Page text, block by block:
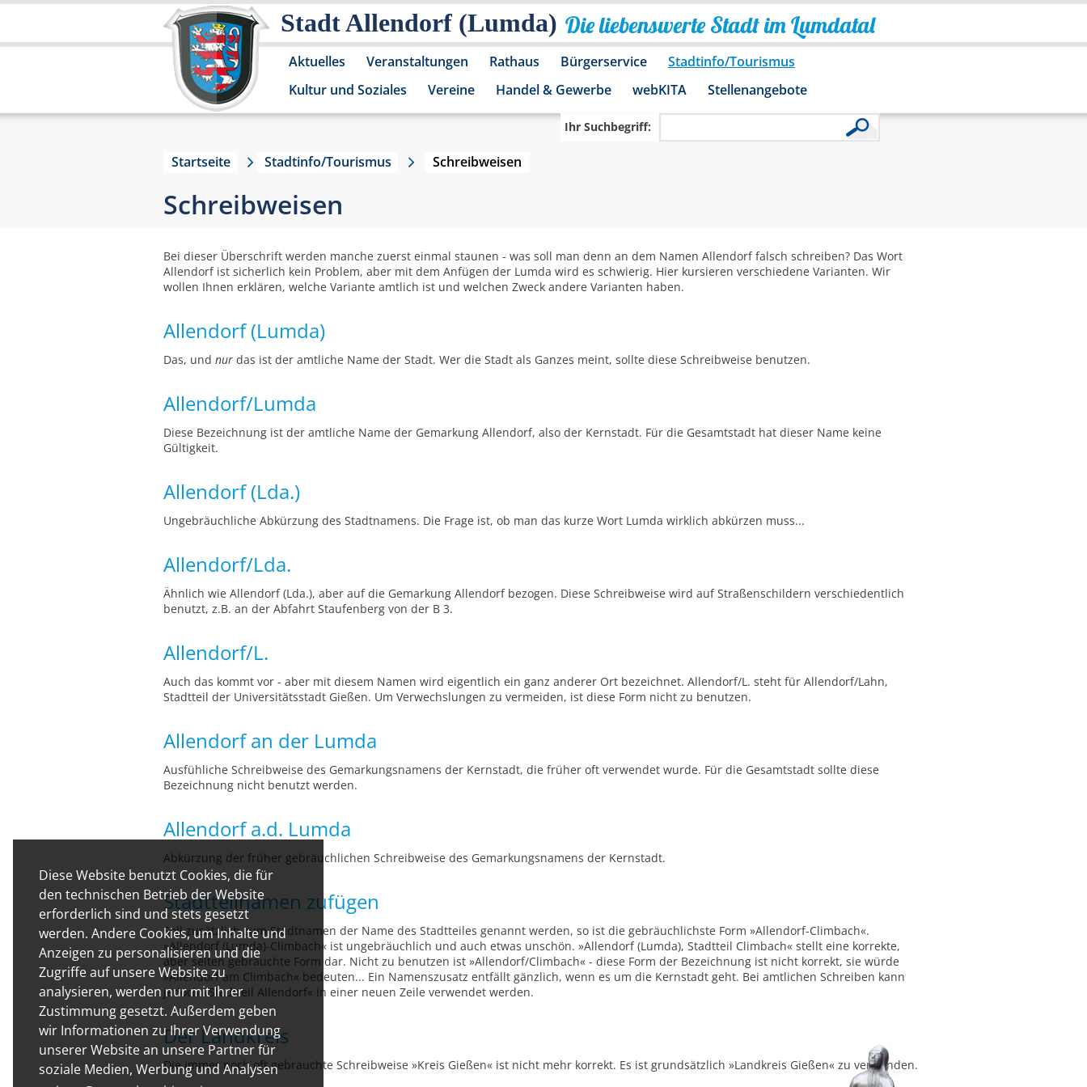
Diese Website benutzt Cookies, die für
den technischen Betrieb der Website
erforderlich sind und stets gesetzt
werden. Andere Cookies, um Inhalte und
Anzeigen zu personalisieren und die
Zugriffe auf unsere Website zu
analysieren, werden nur mit Ihrer
Zustimmung gesetzt. Außerdem geben
wir Informationen zu Ihrer Verwendung
unserer Website an unsere Partner für
soziale Medien, Werbung und Analysen
Stadt Allendorf (Lumda) Die liebenswerte Stadt im Lumdatal
Aktuelles Veranstaltungen Rathaus Bürgerservice
Stadtinfo/Tourismus
Kultur und Soziales
Vereine Handel & Gewerbe webKITA Stellenangebote
Ihr Suchbegriff:
Startseite Stadtinfo/Tourismus Schreibweisen
Schreibweisen
Bei dieser Überschrift werden manche zuerst einmal staunen - was soll man denn an dem Namen Allendorf falsch schreiben? Das Wort
Allendorf ist sicherlich kein Problem, aber mit dem Anfügen der Lumda wird es schwierig. Hier kursieren verschiedene Varianten. Wir
wollen Ihnen erklären, welche Variante amtlich ist und welchen Zweck andere Varianten haben.
Allendorf (Lumda)
Das, und nur das ist der amtliche Name der Stadt. Wer die Stadt als Ganzes meint, sollte diese Schreibweise benutzen.
Allendorf/Lumda
Diese Bezeichnung ist der amtliche Name der Gemarkung Allendorf, also der Kernstadt. Für die Gesamtstadt hat dieser Name keine
Gültigkeit.
Allendorf (Lda.)
Ungebräuchliche Abkürzung des Stadtnamens. Die Frage ist, ob man das kurze Wort Lumda wirklich abkürzen muss...
Allendorf/Lda.
Ähnlich wie Allendorf (Lda.), aber auf die Gemarkung Allendorf bezogen. Diese Schreibweise wird auf Straßenschildern verschiedentlich
benutzt, z.B. an der Abfahrt Staufenberg von der B 3.
Allendorf/L.
Auch das kommt vor - aber mit diesem Namen wird eigentlich ein ganz anderer Ort bezeichnet. Allendorf/L. steht für Allendorf/Lahn,
Stadtteil der Universitätsstadt Gießen. Um Verwechslungen zu vermeiden, ist diese Form nicht zu benutzen.
Allendorf an der Lumda
Ausfühliche Schreibweise des Gemarkungsnamens der Kernstadt, die früher oft verwendet wurde. Für die Gesamtstadt sollte diese
Bezeichnung nicht benutzt werden.
Allendorf a.d. Lumda
Abkürzung der früher gebräuchlichen Schreibweise des Gemarkungsnamens der Kernstadt.
Stadtteilnamen zufügen
Soll zusätzlich zum Stadtnamen der Name des Stadtteiles genannt werden, so ist die gebräuchlichste Form »Allendorf-Climbach«.
»Allendorf (Lumda)-Climbach« ist ungebräuchlich und auch etwas unschön. »Allendorf (Lumda), Stadtteil Climbach« stellt eine korrekte,
aber selten gebrauchte Form dar. Nicht zu benutzen ist »Allendorf/Climbach« - diese Form der Bezeichnung ist nicht korrekt, sie würde
»Allendorf am Climbach« bedeuten... Ein Namenszusatz entfällt gänzlich, wenn es um die Kernstadt geht. Bei amtlichen Schreiben kann
jedoch »Stadtteil Allendorf« in einer neuen Zeile verwendet werden.
Der Landkreis
Die immer noch oft gebrauchte Schreibweise »Kreis Gießen« ist nicht mehr korrekt. Es ist grundsätzlich »Landkreis Gießen« zu verwenden.